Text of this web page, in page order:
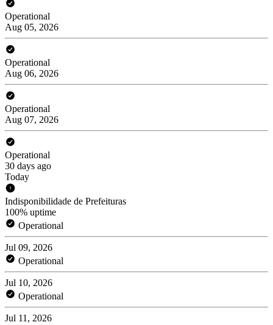
Operational
Aug 05, 2026
Operational
Aug 06, 2026
Operational
Aug 07, 2026
Operational
30 days ago
Today
Indisponibilidade de Prefeituras
100% uptime
Operational
Jul 09, 2026
Operational
Jul 10, 2026
Operational
Jul 11, 2026